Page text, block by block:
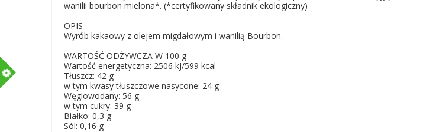
wanilii bourbon mielona*. (*certyfikowany składnik ekologiczny)
OPIS
Wyrób kakaowy z olejem migdałowym i wanilią Bourbon.
WARTOŚĆ ODŻYWCZA W 100 g
Wartość energetyczna: 2506 kJ/599 kcal
Tłuszcz: 42 g
w tym kwasy tłuszczowe nasycone: 24 g
Węglowodany: 56 g
w tym cukry: 39 g
Białko: 0,3 g
Sól: 0,16 g